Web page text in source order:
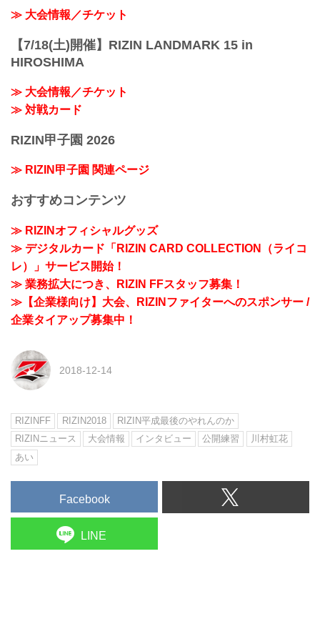
≫ 大会情報／チケット
【7/18(土)開催】RIZIN LANDMARK 15 in
HIROSHIMA
≫ 大会情報／チケット
≫ 対戦カード
RIZIN甲子園 2026
≫ RIZIN甲子園 関連ページ
おすすめコンテンツ
≫ RIZINオフィシャルグッズ
≫ デジタルカード「RIZIN CARD COLLECTION（ライコ
レ）」サービス開始！
≫ 業務拡大につき、RIZIN FFスタッフ募集！
≫【企業様向け】大会、RIZINファイターへのスポンサー /
企業タイアップ募集中！
2018-12-14
RIZINFF RIZIN2018
RIZIN平成最後のやれんのか
RIZINニュース
大会情報 インタビュー 公開練習
川村虹花
あい
Facebook
LINE